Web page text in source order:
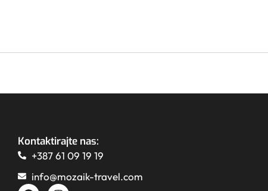
Kontaktirajte nas:
+387 61 09 19 19
info@mozaik-travel.com